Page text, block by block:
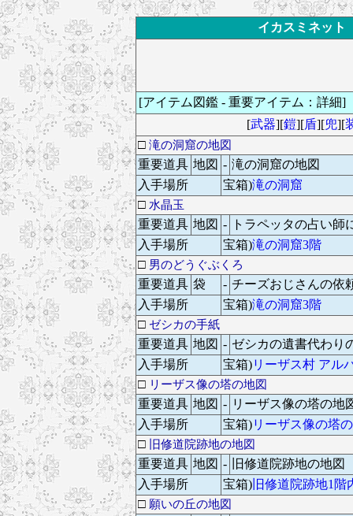
イカスミネット
[アイテム図鑑 - 重要アイテム：詳細]
[武器][鎧][盾][兜][
□ 滝の洞窟の地図
重要道具 地図 - 滝の洞窟の地図
入手場所
宝箱)滝の洞窟
□ 水晶玉
重要道具 地図 -
トラペッタの占い師
入手場所
宝箱)滝の洞窟3階
□ 男のどうぐぶくろ
重要道具 袋 - チーズおじさんの依
入手場所
宝箱)滝の洞窟3階
□ ゼシカの手紙
重要道具 地図 - ゼシカの遺書代わり
入手場所
宝箱)リーザス村 アル
□ リーザス像の塔の地図
重要道具 地図 - リーザス像の塔の地
入手場所
宝箱)リーザス像の塔
□
旧修道院跡地の地図
重要道具 地図 -
旧修道院跡地の地図
入手場所
宝箱) 旧修道院跡地1
□ 願いの丘の地図